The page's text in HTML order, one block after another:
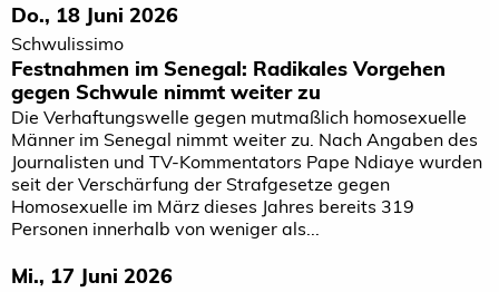
Do., 18 Juni 2026
Schwulissimo
Festnahmen im Senegal: Radikales Vorgehen
gegen Schwule nimmt weiter zu
Die Verhaftungswelle gegen mutmaßlich homosexuelle
Männer im Senegal nimmt weiter zu. Nach Angaben des
Journalisten und TV-Kommentators Pape Ndiaye wurden
seit der Verschärfung der Strafgesetze gegen
Homosexuelle im März dieses Jahres bereits 319
Personen innerhalb von weniger als...
Mi., 17 Juni 2026